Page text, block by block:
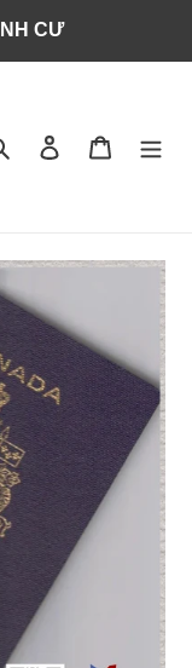
CƯ
Tìm kiếmĐăng nhậpGiỏ hàng